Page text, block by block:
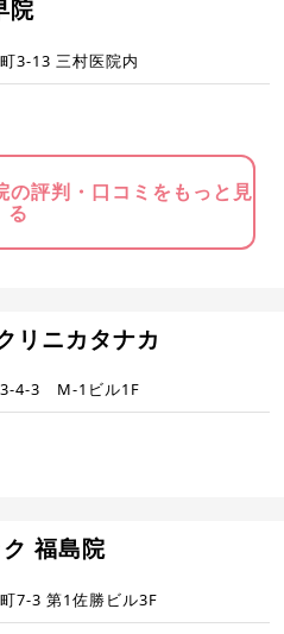
院
3-13 三村医院内
の評判・口コミをもっと見
る
リニカタナカ
3-4-3 M-1ビル1F
福島院
7-3 第1佐勝ビル3F